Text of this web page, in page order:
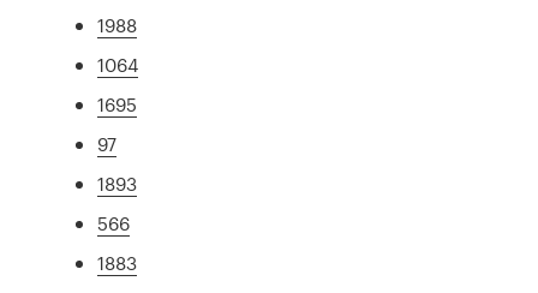
1988
1064
1695
97
1893
566
1883